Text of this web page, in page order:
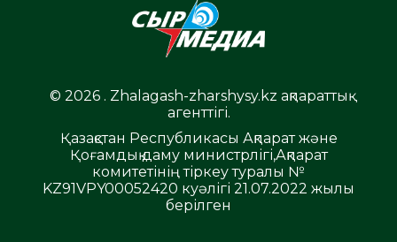
© 2026 . Zhalagash-zharshysy.kz ақпараттық
агенттігі.
Қазақстан Республикасы Ақпарат және
Қоғамдық даму министрлігі,Ақпарат
комитетінің тіркеу туралы №
KZ91VPY00052420 куәлігі 21.07.2022 жылы
берілген